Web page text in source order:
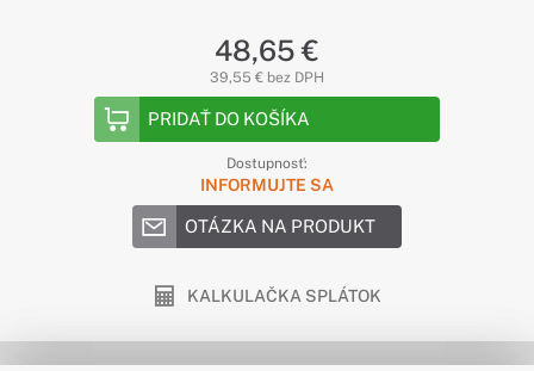
48,65 €
39,55 € bez DPH
PRIDAŤ DO KOŠÍKA
Dostupnosť:
INFORMUJTE SA
OTÁZKA NA PRODUKT
KALKULAČKA SPLÁTOK